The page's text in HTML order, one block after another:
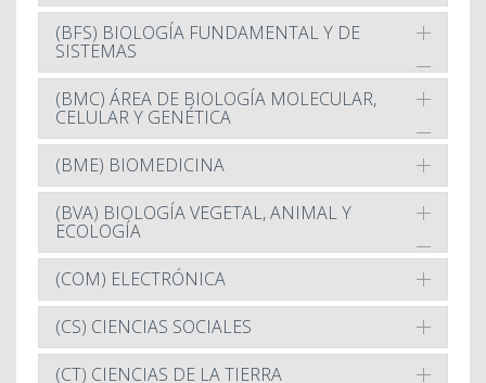
(BFS) BIOLOGÍA FUNDAMENTAL Y DE
SISTEMAS
(BMC) ÁREA DE BIOLOGÍA MOLECULAR,
CELULAR Y GENÉTICA
(BME) BIOMEDICINA
(BVA) BIOLOGÍA VEGETAL, ANIMAL Y
ECOLOGÍA
(COM) ELECTRÓNICA
(CS) CIENCIAS SOCIALES
(CT) CIENCIAS DE LA TIERRA